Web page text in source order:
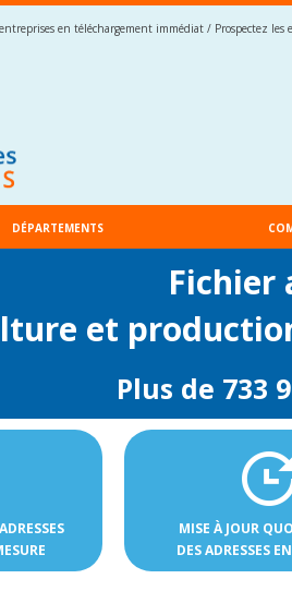
en téléchargement immédiat / Prospectez
DÉPARTEMENTS
Fichier
et
Plus de 733
MISE À JOUR
DES ADRESSES